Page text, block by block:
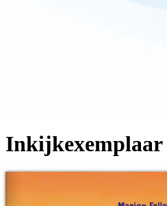
Inkijkexemplaar